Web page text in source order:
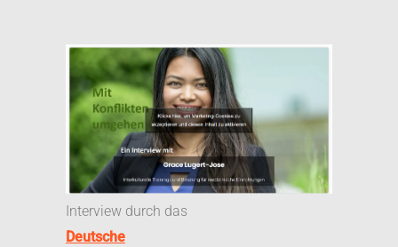
Interview durch das
Deutsche